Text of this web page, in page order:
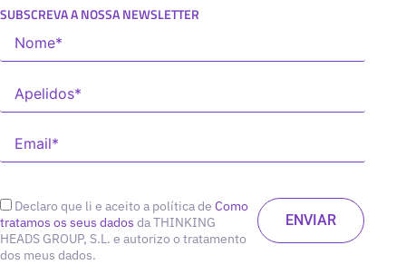
SUBSCREVA A NOSSA NEWSLETTER
Declaro que li e aceito a política de Como
tratamos os seus dados da THINKING
HEADS GROUP, S.L. e autorizo o tratamento
dos meus dados.